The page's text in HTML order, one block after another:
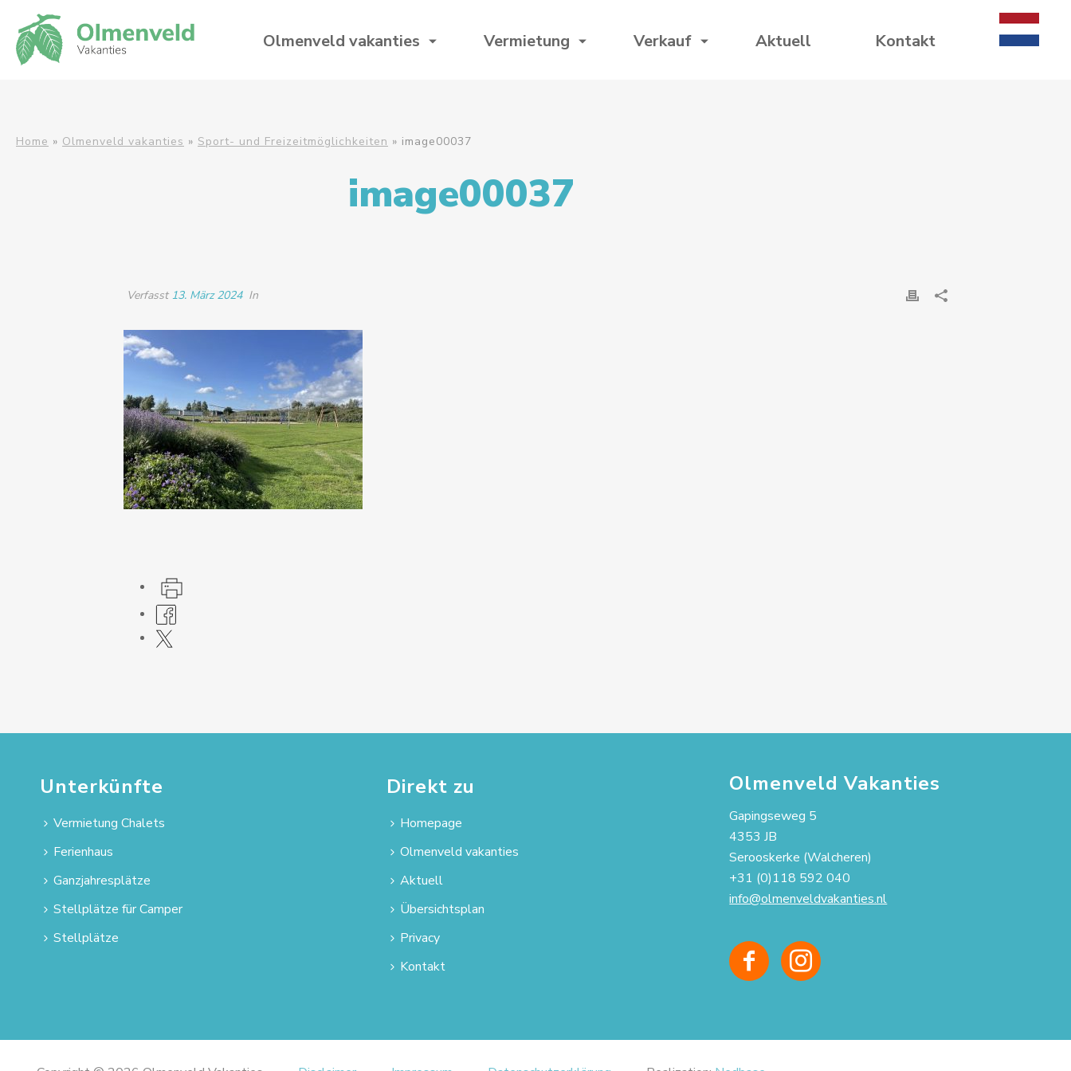
Olmenveld vakanties Vermietung Verkauf Aktuell Kontakt
Home » Olmenveld vakanties » Sport- und Freizeitmöglichkeiten » image00037
image00037
Verfasst 13. März 2024 In
Unterkünfte
Vermietung Chalets
Ferienhaus
Ganzjahresplätze
Stellplätze für Camper
Stellplätze
Direkt zu
Homepage
Olmenveld vakanties
Aktuell
Übersichtsplan
Privacy
Kontakt
Olmenveld Vakanties
Gapingseweg 5
4353 JB
Serooskerke (Walcheren)
+31 (0)118 592 040
info@olmenveldvakanties.nl